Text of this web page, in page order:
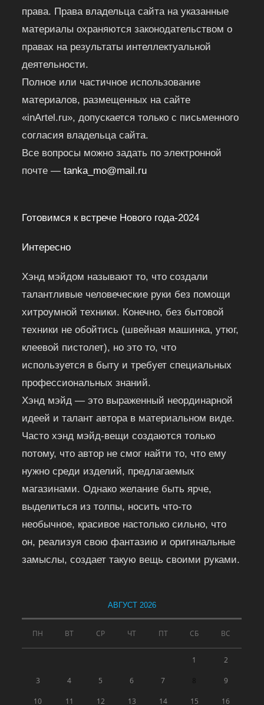
права. Права владельца сайта на указанные
материалы охраняются законодательством о
правах на результаты интеллектуальной
деятельности.
Полное или частичное использование
материалов, размещенных на сайте
«inArtel.ru», допускается только с письменного
согласия владельца сайта.
Все вопросы можно задать по электронной
почте —tanka_mo@mail.ru
Готовимся к встрече Нового года-2024
Интересно
Хэнд мэйдом называют то, что создали
талантливые человеческие руки без помощи
хитроумной техники. Конечно, без бытовой
техники не обойтись (швейная машинка, утюг,
клеевой пистолет), но это то, что
используется в быту и требует специальных
профессиональных знаний.
Хэнд мэйд — это выраженный неординарной
идеей и талант автора в материальном виде.
Часто хэнд мэйд-вещи создаются только
потому, что автор не смог найти то, что ему
нужно среди изделий, предлагаемых
магазинами. Однако желание быть ярче,
выделиться из толпы, носить что-то
необычное, красивое настолько сильно, что
он, реализуя свою фантазию и оригинальные
замыслы, создает такую вещь своими руками.
АВГУСТ 2026
ПН ВТ СР ЧТ ПТ СБ ВС
1 2
3 4 5 6 7 9
10 11 12 13 14 15 16